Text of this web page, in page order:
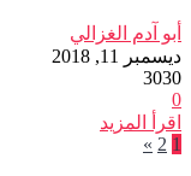
أبو آدم الغزالي
ديسمبر 11, 2018
3030
0
اقرأ المزيد
1
2
»